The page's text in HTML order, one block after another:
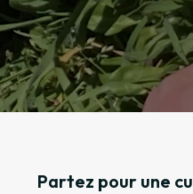
Partez pour une